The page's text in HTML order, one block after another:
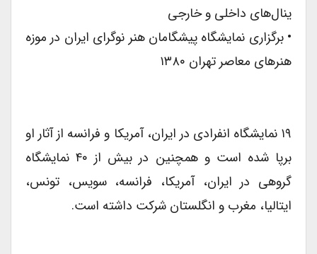
ینال‌هاى داخلى و خارجى
• برگزارى نمایشگاه پیشگامان هنر نوگراى ایران در موزه
هنرهاى معاصر تهران ۱۳۸۰
۱۹ نمایشگاه انفرادی در ایران، آمریکا و فرانسه از آثار او
برپا شده است و همچنین در بیش از ۴۰ نمایشگاه
گروهی در ایران، آمریکا، فرانسه، سویس، تونس،
ایتالیا، مغرب و انگلستان شرکت داشته است.